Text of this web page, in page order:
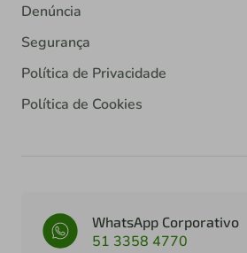
Denúncia
Segurança
Política de Privacidade
Política de Cookies
WhatsApp Corporativo
51 3358 4770